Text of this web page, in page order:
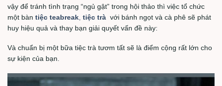
vậy để tránh tình trạng “ngủ gật” trong hội thảo thì việc tổ chức
một bàn tiệc teabreak tiệc trà với bánh ngọt và cà phê sẽ phát
huy hiệu quả và thay bạn giải quyết vấn đề này:
Và chuẩn bị một bữa tiệc trà tươm tất sẽ là điểm cộng rất lớn cho
sự kiện của bạn.